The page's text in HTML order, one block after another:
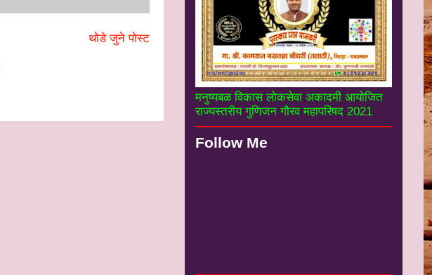
थोडे जुने पोस्ट
मनुष्यबळ विकास लोकसेवा अकादमी आयोजित
राज्यस्तरीय गुणिजन गौरव महापरिषद 2021
Follow Me